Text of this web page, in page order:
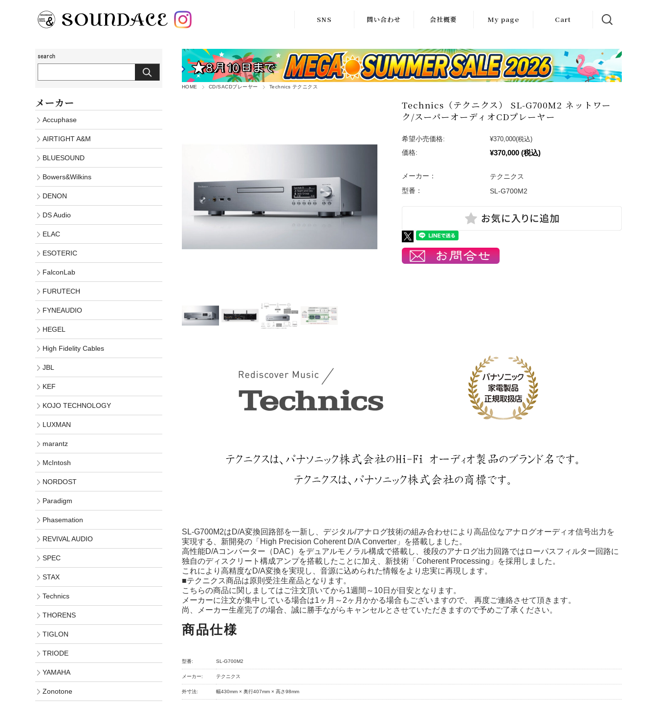
SNS
インスタグラム
facebook
問い合わせ
修理相談窓口
会社概要
株式会社エース
My page Cart
HOME CD/SACDプレーヤー Technics テクニクス
Technics（テクニクス） SL-G700M2 ネットワー
ク/スーパーオーディオCDプレーヤー
希望小売価格: ¥370,000(税込)
価格:
¥370,000 (税込)
メーカー：
テクニクス
型番：
SL-G700M2
SL-G700M2はD/A変換回路部を一新し、デジタル/アナログ技術の組み合わせにより高品位なアナログオーディオ信号出力を
実現する、新開発の「High Precision Coherent D/A Converter」を搭載しました。
高性能D/Aコンバーター（DAC）をデュアルモノラル構成で搭載し、後段のアナログ出力回路ではローパスフィルター回路に
独自のディスクリート構成アンプを搭載したことに加え、新技術「Coherent Processing」を採用しました。
これにより高精度なD/A変換を実現し、音源に込められた情報をより忠実に再現します。
■テクニクス商品は原則受注生産品となります。
こちらの商品に関しましてはご注文頂いてから1週間～10日が目安となります。
メーカーに注文が集中している場合は1ヶ月～2ヶ月かかる場合もございますので、 再度ご連絡させて頂きます。
尚、メーカー生産完了の場合、誠に勝手ながらキャンセルとさせていただきますので予めご了承ください。
商品仕様
型番: SL-G700M2
メーカー: テクニクス
外寸法: 幅430mm × 奥行407mm × 高さ98mm
メーカー
Accuphase
AIRTIGHT A&M
BLUESOUND
Bowers&Wilkins
DENON
DS Audio
ELAC
ESOTERIC
FalconLab
FURUTECH
FYNEAUDIO
HEGEL
High Fidelity Cables
JBL
KEF
KOJO TECHNOLOGY
LUXMAN
marantz
McIntosh
NORDOST
Paradigm
Phasemation
REVIVAL AUDIO
SPEC
STAX
Technics
THORENS
TIGLON
TRIODE
YAMAHA
Zonotone